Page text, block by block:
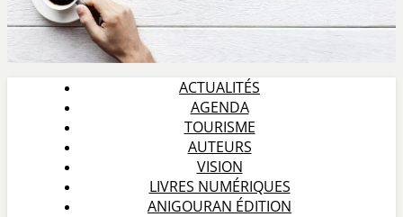
ACTUALITÉS
AGENDA
TOURISME
AUTEURS
VISION
LIVRES NUMÉRIQUES
ANIGOURAN ÉDITION